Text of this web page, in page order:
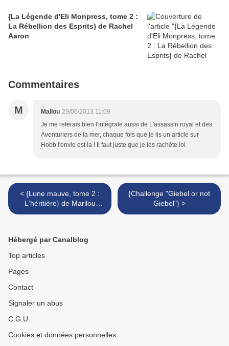
{La Légende d'Eli Monpress, tome 2 :
La Rébellion des Esprits} de Rachel
Aaron
Commentaires
M Mallou 29/06/2013 11:09
Je me referais bien l'intégrale aussi de L'assassin royal et des
Aventuriers de la mer, chaque fois que je lis un article sur
Hobb l'envie est la ! Il faut juste que je les rachète lol
< {Lune mauve, tome 2 :
L'héritière} de Marilou
Aznar
{Challenge "Giebel or not
Giebel"} >
Hébergé par Canalblog
Top articles
Pages
Contact
Signaler un abus
C.G.U.
Cookies et données personnelles